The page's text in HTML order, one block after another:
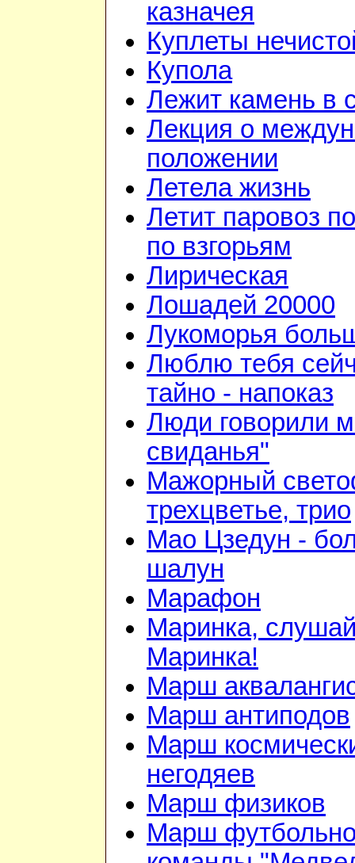
казначея
Куплеты
Купола
Лежит камень в
Лекция о
положении
Летела жизнь
Летит паровоз
по взгорьям
Лирическая
Лошадей 20000
Лукоморья
Люблю тебя
тайно - напоказ
Люди говорили
свиданья"
Мажорный
трехцветье, трио
Мао Цзедун -
шалун
Марафон
Маринка,
Маринка!
Марш
Марш антиподов
Марш
негодяев
Марш физиков
Марш